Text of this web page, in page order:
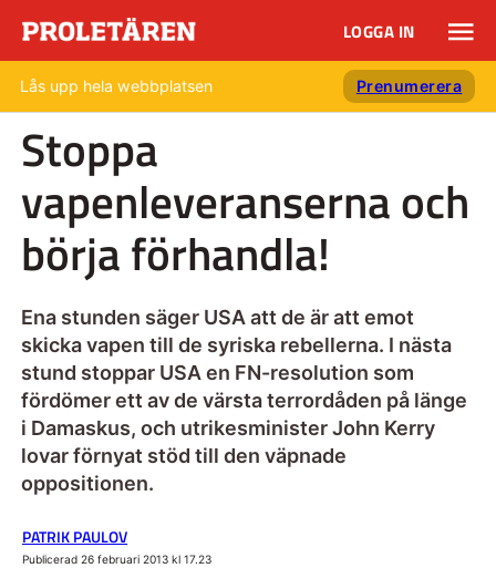
LOGGA IN
Lås upp hela webbplatsen Prenumerera
Stoppa
vapenleveranserna och
börja förhandla!
Ena stunden säger USA att de är att emot
skicka vapen till de syriska rebellerna. I nästa
stund stoppar USA en FN-resolution som
fördömer ett av de värsta terrordåden på länge
i Damaskus, och utrikesminister John Kerry
lovar förnyat stöd till den väpnade
oppositionen.
PATRIK PAULOV
Publicerad 26 februari 2013 kl 17.23